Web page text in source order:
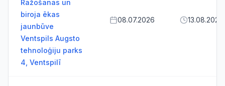
Ražošanas un
biroja ēkas
jaunbūve
Ventspils Augsto
tehnoloģiju parks
4, Ventspilī
08.07.2026 13.08.2026